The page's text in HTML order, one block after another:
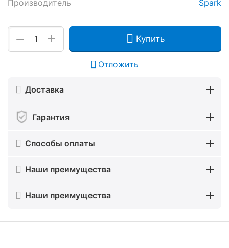
Производитель
Spark
+
− Купить
Отложить
Доставка
Гарантия
Способы оплаты
Наши преимущества
Наши преимущества